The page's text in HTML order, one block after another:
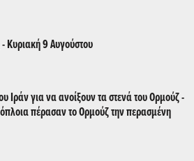
Κυριακή 9 Αυγούστου
Ιράν για να ανοίξουν τα στενά του Ορμούζ -
πέρασαν το Ορμούζ την περασμένη